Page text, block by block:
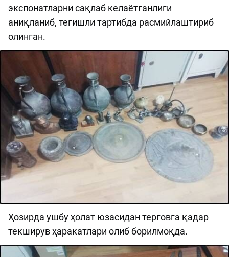
экспонатларни сақлаб келаётганлиги
аниқланиб, тегишли тартибда расмийлаштириб
олинган.
Ҳозирда ушбу ҳолат юзасидан терговга қадар
текширув ҳаракатлари олиб борилмоқда.